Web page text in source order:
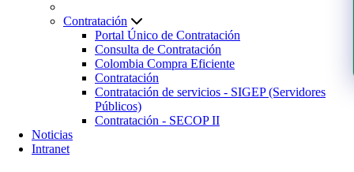
Contratación
Portal Único de Contratación
Consulta de Contratación
Colombia Compra Eficiente
Contratación
Contratación de servicios - SIGEP (Servidores
Públicos)
Contratación - SECOP II
Noticias
Intranet